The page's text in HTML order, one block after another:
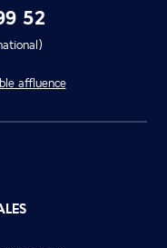
52
affluence